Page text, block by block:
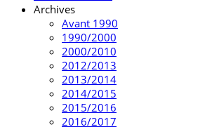
Archives
Avant 1990
1990/2000
2000/2010
2012/2013
2013/2014
2014/2015
2015/2016
2016/2017